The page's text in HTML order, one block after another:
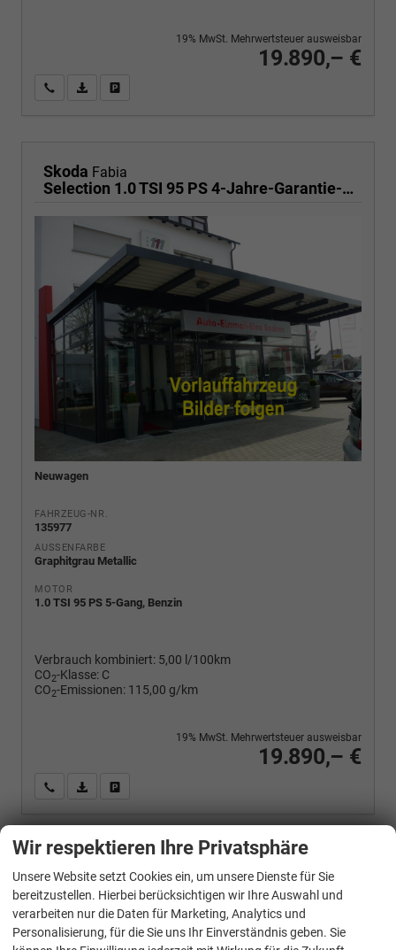
19.890,– €
19% MwSt. Mehrwertsteuer ausweisbar
Wir rufen Sie anPDF-Fahrzeugexposé drucken
Skoda Fabia
Selection 1.0 TSI 95 PS 4-Jahre-Garantie-AppleCarPlay-AndroidAuto-LED-PDC-Sitzheizung-DAB-Klima
Neuwagen
FAHRZEUG-NR.
135977
AUSSENFARBE
Graphitgrau Metallic
MOTOR
1.0 TSI 95 PS 5-Gang, Benzin
Verbrauch kombiniert: 5,00 l/100km
CO2-Klasse: C
CO2-Emissionen: 115,00 g/km
19.890,– €
19% MwSt. Mehrwertsteuer ausweisbar
Wir rufen Sie anPDF-Fahrzeugexposé drucken
Skoda Fabia
Wir respektieren Ihre Privatsphäre
Unsere Website setzt Cookies ein, um unsere Dienste für Sie
bereitzustellen. Hierbei berücksichtigen wir Ihre Auswahl und
verarbeiten nur die Daten für Marketing, Analytics und
Personalisierung, für die Sie uns Ihr Einverständnis geben. Sie